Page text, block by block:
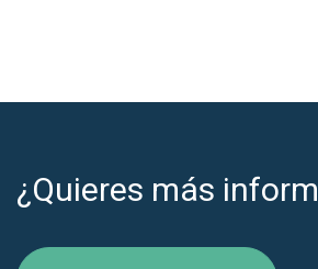
¿Quieres más